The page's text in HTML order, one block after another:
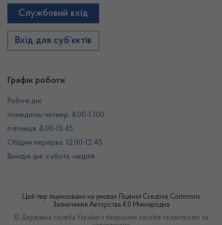
Графік роботи
Робочі дні:
понеділок-четвер: 8.00-17.00
п’ятниця: 8.00-15.45
Обідня перерва: 12.00-12.45
Вихідні дні: субота, неділя
Службовий вхід
Вхід для суб’єктів
Цей твір ліцензовано на умовах Ліцензії Creative Commons
Зазначення Авторства 4.0 Міжнародна
© Державна служба України з лікарських засобів та контролю за